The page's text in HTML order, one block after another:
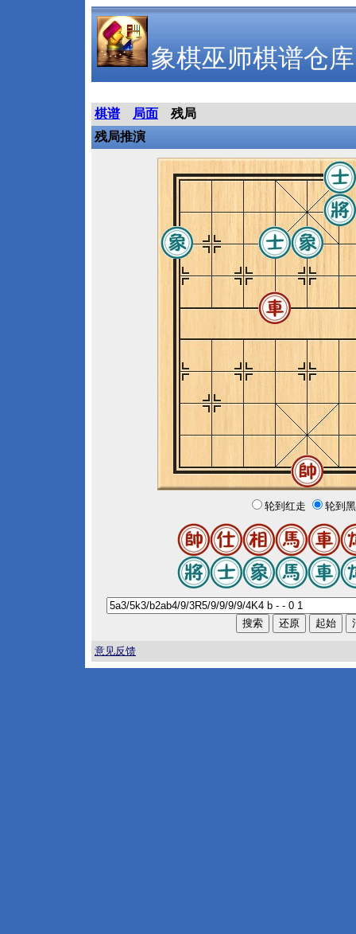
象棋巫师棋谱仓库
棋谱 局面
残局
残局推演
轮到红走 轮到
意见反馈